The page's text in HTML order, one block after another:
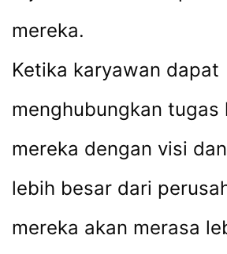
mereka.
Ketika karyawan dapat
menghubungkan tugas
mereka dengan visi
lebih besar dari
mereka akan merasa